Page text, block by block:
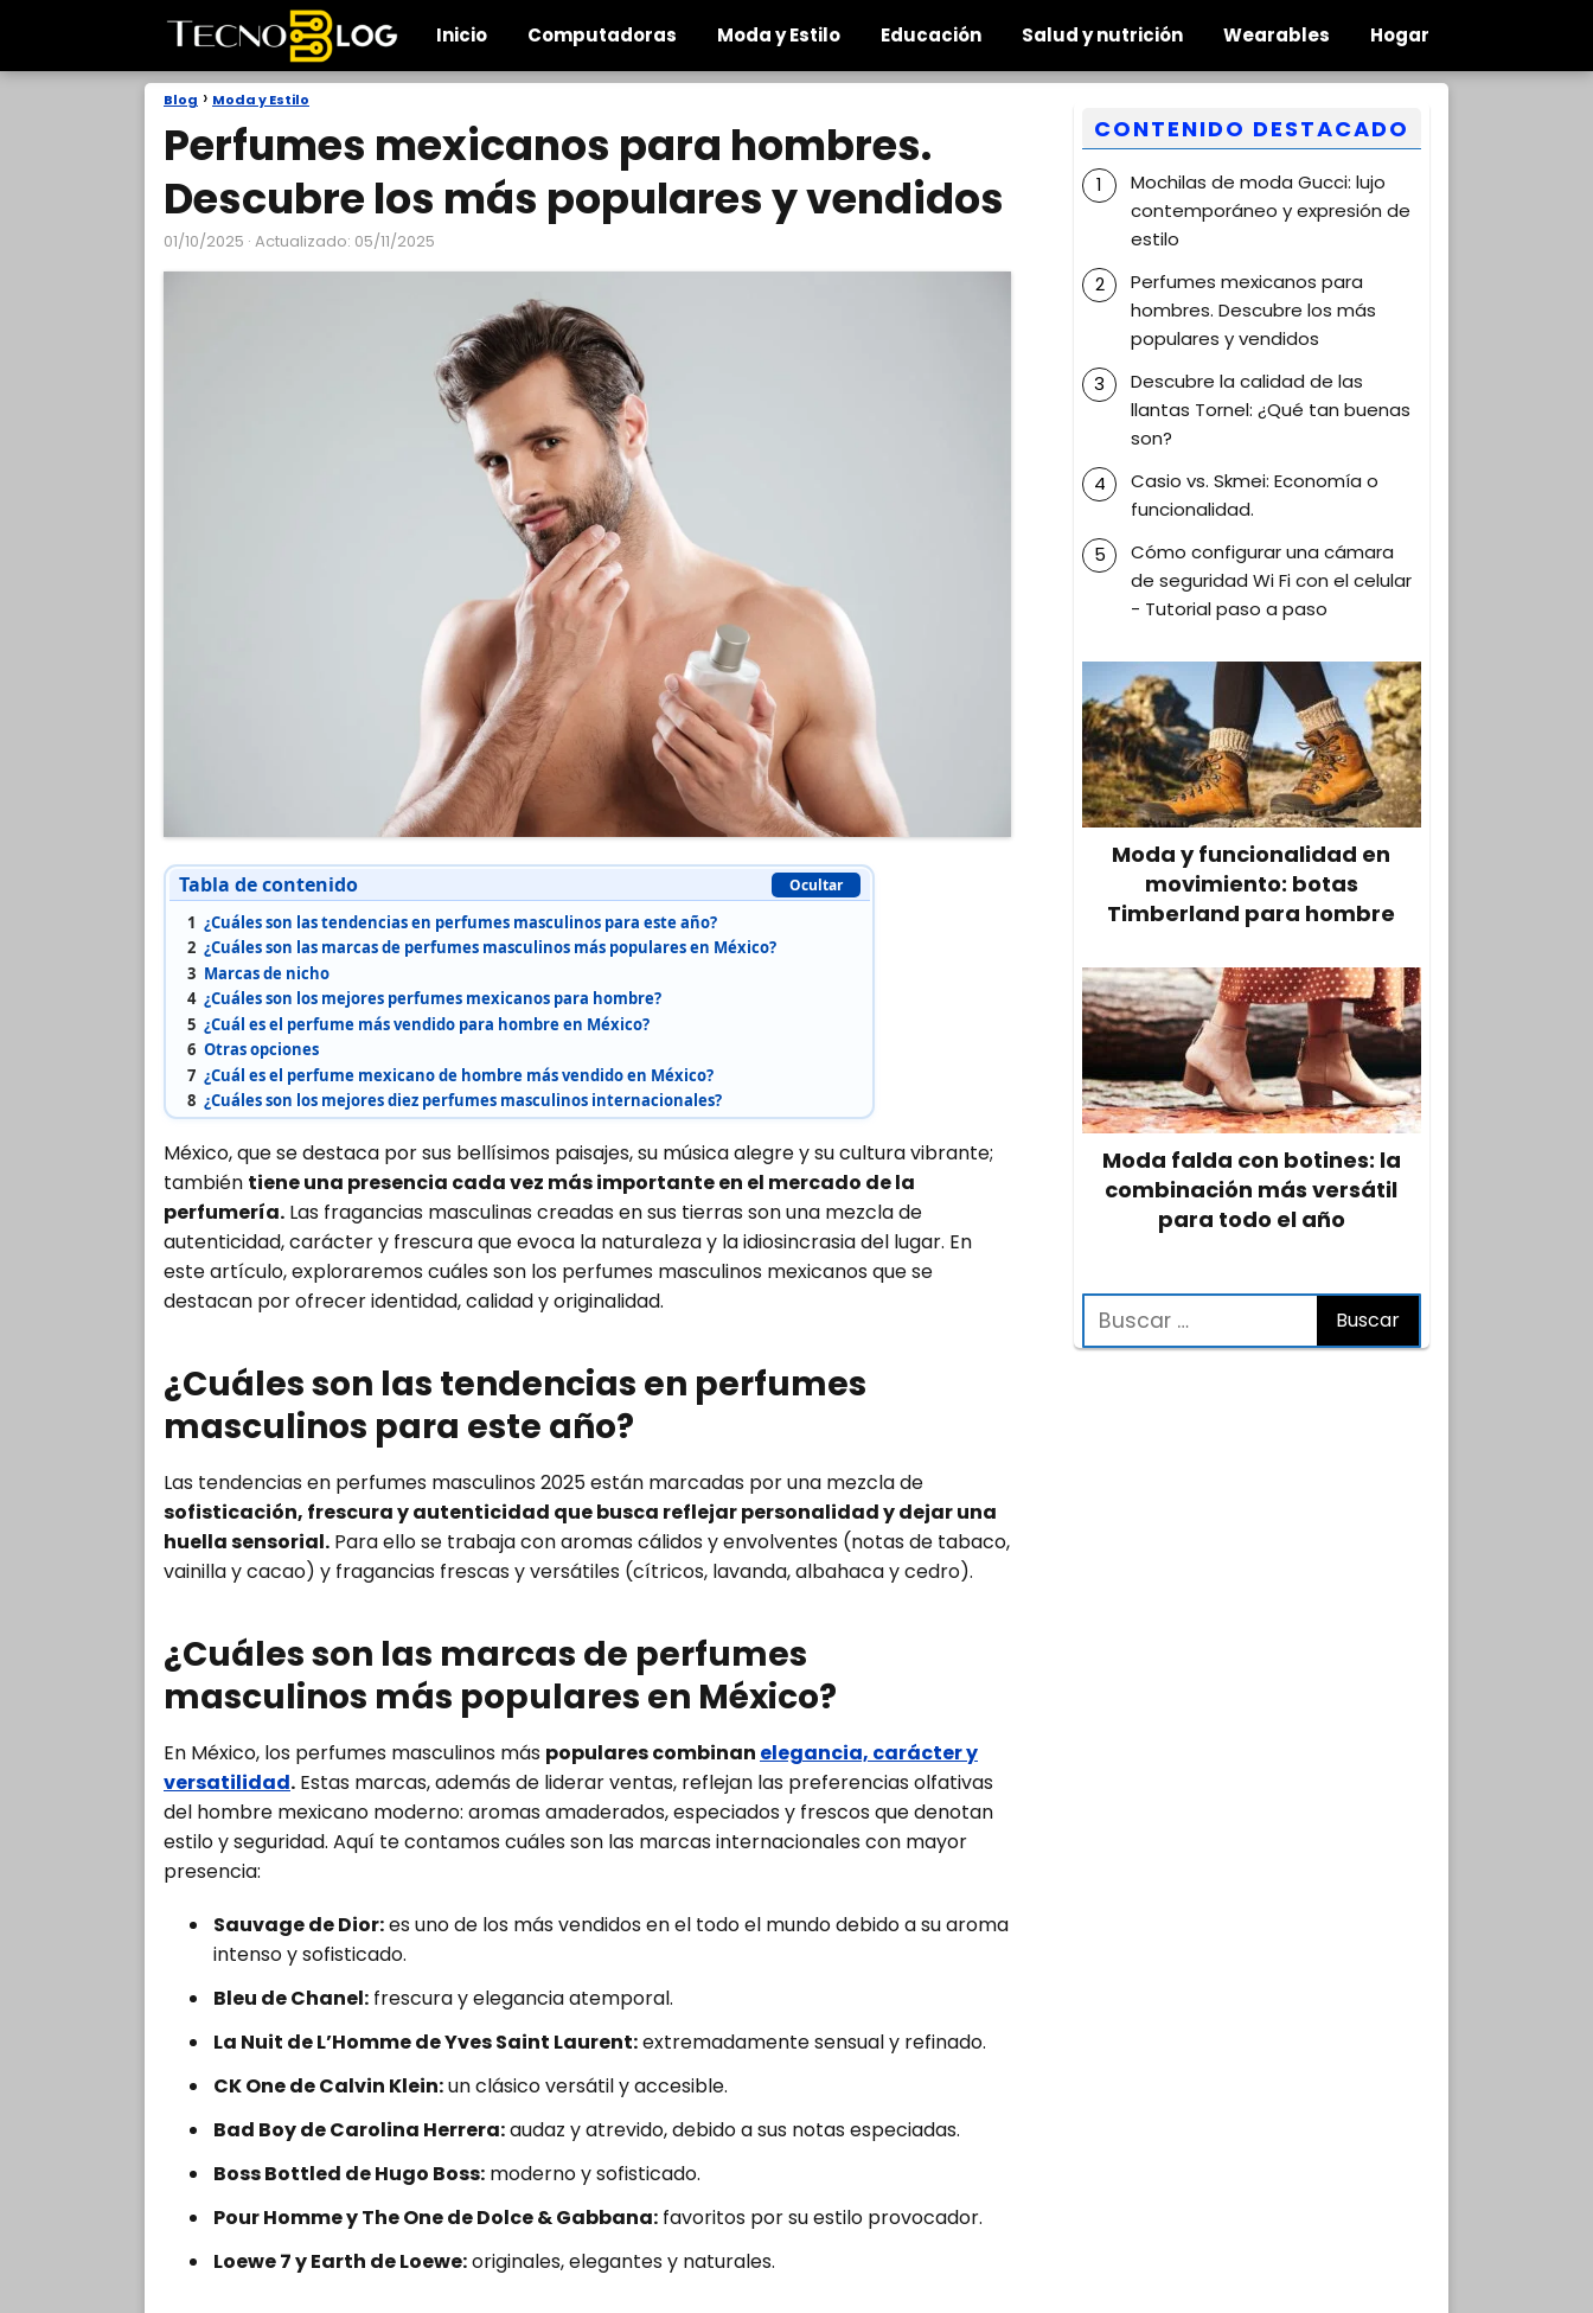
Inicio Computadoras Moda y Estilo Educación Salud y nutrición Wearables Hogar
Blog Moda y Estilo
Perfumes mexicanos para hombres.
Descubre los más populares y vendidos
01/10/2025 · Actualizado: 05/11/2025
Tabla de contenido Ocultar
1 ¿Cuáles son las tendencias en perfumes masculinos para este año?
2 ¿Cuáles son las marcas de perfumes masculinos más populares en México?
3 Marcas de nicho
4 ¿Cuáles son los mejores perfumes mexicanos para hombre?
5 ¿Cuál es el perfume más vendido para hombre en México?
6 Otras opciones
7 ¿Cuál es el perfume mexicano de hombre más vendido en México?
8 ¿Cuáles son los mejores diez perfumes masculinos internacionales?
México, que se destaca por sus bellísimos paisajes, su música alegre y su cultura vibrante;
también tiene una presencia cada vez más importante en el mercado de la
perfumería. Las fragancias masculinas creadas en sus tierras son una mezcla de
autenticidad, carácter y frescura que evoca la naturaleza y la idiosincrasia del lugar. En
este artículo, exploraremos cuáles son los perfumes masculinos mexicanos que se
destacan por ofrecer identidad, calidad y originalidad.
¿Cuáles son las tendencias en perfumes
masculinos para este año?
Las tendencias en perfumes masculinos 2025 están marcadas por una mezcla de
sofisticación, frescura y autenticidad que busca reflejar personalidad y dejar una
huella sensorial. Para ello se trabaja con aromas cálidos y envolventes (notas de tabaco,
vainilla y cacao) y fragancias frescas y versátiles (cítricos, lavanda, albahaca y cedro).
¿Cuáles son las marcas de perfumes
masculinos más populares en México?
En México, los perfumes masculinos más populares combinan elegancia, carácter y
versatilidad. Estas marcas, además de liderar ventas, reflejan las preferencias olfativas
del hombre mexicano moderno: aromas amaderados, especiados y frescos que denotan
estilo y seguridad. Aquí te contamos cuáles son las marcas internacionales con mayor
presencia:
Sauvage de Dior:es uno de los más vendidos en el todo el mundo debido a su aroma
intenso y sofisticado.
Bleu de Chanel: frescura y elegancia atemporal.
La Nuit de L’Homme de Yves Saint Laurent:extremadamente sensual y refinado.
CK One de Calvin Klein:un clásico versátil y accesible.
Bad Boy de Carolina Herrera:audaz y atrevido, debido a sus notas especiadas.
Boss Bottled de Hugo Boss: moderno y sofisticado.
Pour Homme y The One de Dolce & Gabbana: favoritos por su estilo provocador.
Loewe 7 y Earth de Loewe:originales, elegantes y naturales.
CONTENIDO DESTACADO
Mochilas de moda Gucci: lujo
contemporáneo y expresión de
estilo
Perfumes mexicanos para
hombres. Descubre los más
populares y vendidos
Descubre la calidad de las
llantas Tornel: ¿Qué tan buenas
son?
Casio vs. Skmei: Economía o
funcionalidad.
Cómo configurar una cámara
de seguridad Wi Fi con el celular
- Tutorial paso a paso
Moda y funcionalidad en
movimiento: botas
Timberland para hombre
Moda falda con botines: la
combinación más versátil
para todo el año